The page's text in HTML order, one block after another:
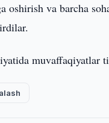
va barcha
muvaffaqiyatlar